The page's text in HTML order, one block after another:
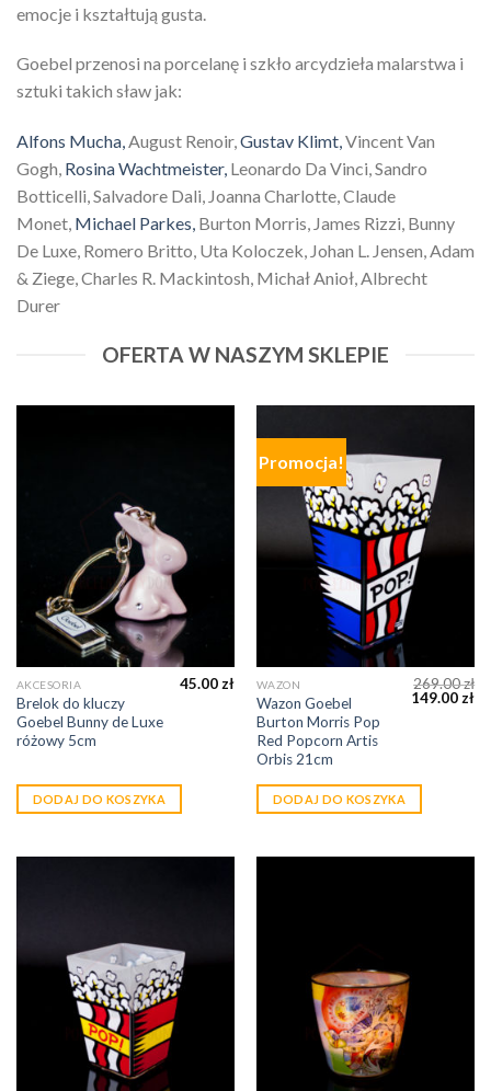
emocje i kształtują gusta.
Goebel przenosi na porcelanę i szkło arcydzieła malarstwa i
sztuki takich sław jak:
Alfons Mucha,August Renoir,Gustav Klimt,Vincent Van
Gogh, Rosina Wachtmeister, Leonardo Da Vinci, Sandro
Botticelli, Salvadore Dali, Joanna Charlotte, Claude
Monet, Michael Parkes, Burton Morris, James Rizzi, Bunny
De Luxe, Romero Britto, Uta Koloczek, Johan L. Jensen, Adam
& Ziege, Charles R. Mackintosh, Michał Anioł, Albrecht
Durer
OFERTA W NASZYM SKLEPIE
AKCESORIA
Brelok do kluczy
Goebel Bunny de Luxe
różowy 5cm
45.00 zł
DODAJ DO KOSZYKA
Promocja!
WAZON
Wazon Goebel
Burton Morris Pop
Red Popcorn Artis
Orbis 21cm
269.00zł
149.00 zł
DODAJ DO KOSZYKA